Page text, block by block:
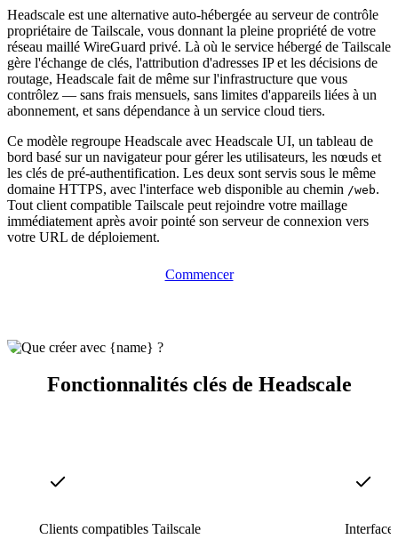
Headscale est une alternative auto-hébergée au serveur de contrôle
propriétaire de Tailscale, vous donnant la pleine propriété de votre
réseau maillé WireGuard privé. Là où le service hébergé de Tailscale
gère l'échange de clés, l'attribution d'adresses IP et les décisions de
routage, Headscale fait de même sur l'infrastructure que vous
contrôlez — sans frais mensuels, sans limites d'appareils liées à un
abonnement, et sans dépendance à un service cloud tiers.
Ce modèle regroupe Headscale avec Headscale UI, un tableau de
bord basé sur un navigateur pour gérer les utilisateurs, les nœuds et
les clés de pré-authentification. Les deux sont servis sous le même
domaine HTTPS, avec l'interface web disponible au chemin /web.
Tout client compatible Tailscale peut rejoindre votre maillage
immédiatement après avoir pointé son serveur de connexion vers
votre URL de déploiement.
Commencer
Fonctionnalités clés de Headscale
Clients compatibles Tailscale Interface